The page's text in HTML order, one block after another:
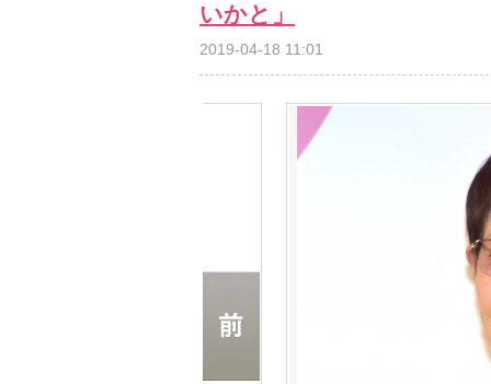
いかと」
2019-04-18 11:01